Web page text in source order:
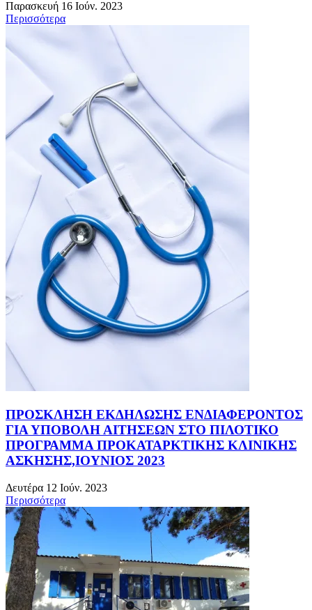
Παρασκευή 16 Ιούν. 2023
Περισσότερα
ΠΡΟΣΚΛΗΣΗ ΕΚΔΗΛΩΣΗΣ ΕΝΔΙΑΦΕΡΟΝΤΟΣ
ΓΙΑ ΥΠΟΒΟΛΗ ΑΙΤΗΣΕΩΝ ΣΤΟ ΠΙΛΟΤΙΚΟ
ΠΡΟΓΡΑΜΜΑ ΠΡΟΚΑΤΑΡΚΤΙΚΗΣ ΚΛΙΝΙΚΗΣ
ΑΣΚΗΣΗΣ,ΙΟΥΝΙΟΣ 2023
Δευτέρα 12 Ιούν. 2023
Περισσότερα